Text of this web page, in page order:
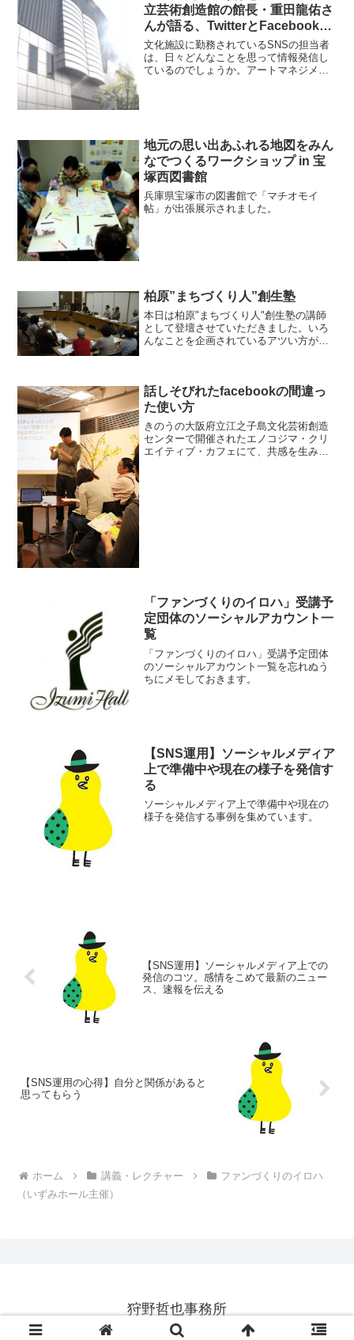
立芸術創造館の館長・重田龍佑さ
んが語る、TwitterとFacebookの
使い方・考え方とは？
文化施設に勤務されているSNSの担当者
は、日々どんなことを思って情報発信し
ているのでしょうか。アートマネジメン
地元の思い出あふれる地図をみん
なでつくるワークショップ in 宝
塚西図書館
兵庫県宝塚市の図書館で「マチオモイ
帖」が出張展示されました。
柏原”まちづくり人”創生塾
本日は柏原"まちづくり人"創生塾の講師
として登壇させていただきました。いろ
んなことを企画されているアツい方が多
がっていそうな方が多か...
話しそびれたfacebookの間違っ
た使い方
きのうの大阪府立江之子島文化芸術創造
センターで開催されたエノコジマ・クリ
エイティブ・カフェにて、共感を生み出
「ファンづくりのイロハ」受講予
定団体のソーシャルアカウント一
覧
「ファンづくりのイロハ」受講予定団体
のソーシャルアカウント一覧を忘れぬう
ちにメモしておきます。
【SNS運用】ソーシャルメディア
上で準備中や現在の様子を発信す
る
ソーシャルメディア上で準備中や現在の
様子を発信する事例を集めています。
【SNS運用】ソーシャルメディア上での
発信のコツ。感情をこめて最新のニュー
ス、速報を伝える
【SNS運用の心得】自分と関係があると
思ってもらう
ホーム 講義・レクチャー
ファンづくりのイロハ
（いずみホール主催）
狩野哲也事務所
© 1998-2026 狩野哲也事務所.